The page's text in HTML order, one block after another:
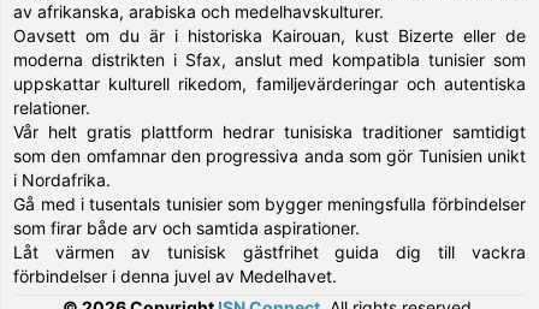
av afrikanska, arabiska och medelhavskulturer.
Oavsett om du är i historiska Kairouan, kust Bizerte eller de
moderna distrikten i Sfax, anslut med kompatibla tunisier som
uppskattar kulturell rikedom, familjevärderingar och autentiska
relationer.
Vår helt gratis plattform hedrar tunisiska traditioner samtidigt
som den omfamnar den progressiva anda som gör Tunisien unikt
i Nordafrika.
Gå med i tusentals tunisier som bygger meningsfulla förbindelser
som firar både arv och samtida aspirationer.
Låt värmen av tunisisk gästfrihet guida dig till vackra
förbindelser i denna juvel av Medelhavet.